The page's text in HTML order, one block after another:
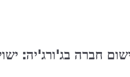
חברה בג'ורג'יה: